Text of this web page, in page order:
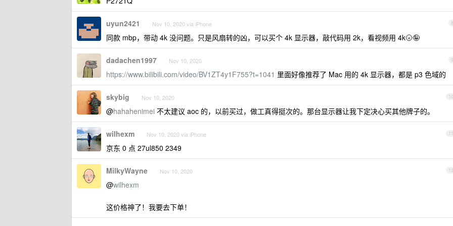
8
uyun2421 Nov 10, 2020 via iPhone
同款 mbp，带动 4k 没问题。只是风扇转的凶，可以买个 4k 显示器，敲代码用 2k，看视频用 4k🌝🤪
9
dadachen1997 Nov 10, 2020
https://www.bilibili.com/video/BV1ZT4y1F755?t=1041 里面好像推荐了 Mac 用的 4k 显示器，都是 p3 色域的
10
skybig Nov 10, 2020
@hahahenimei 不太建议 aoc 的，以前买过，做工真得挺次的。那台显示器让我下定决心买其他牌子的。
11
wilhexm Nov 10, 2020 via iPhone
京东 0 点 27ul850 2349
12
MilkyWayne Nov 10, 2020
@wilhexm
这价格神了！我要去下单！